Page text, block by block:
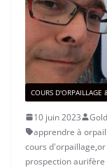
COURS D'ORPAILLAGE
10 juin 2023
apprendre à
cours d'orpaillage,or
prospection aurifère